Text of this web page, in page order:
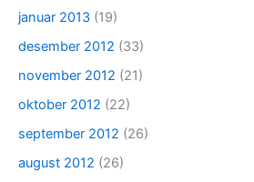
januar 2013 (19)
desember 2012 (33)
november 2012 (21)
oktober 2012 (22)
september 2012 (26)
august 2012 (26)